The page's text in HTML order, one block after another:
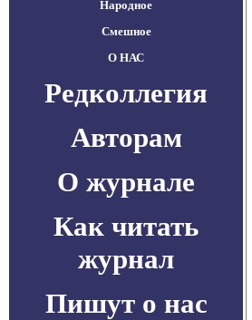
Народное
Смешное
О НАС
Редколлегия
Авторам
О журнале
Как читать
журнал
Пишут о нас